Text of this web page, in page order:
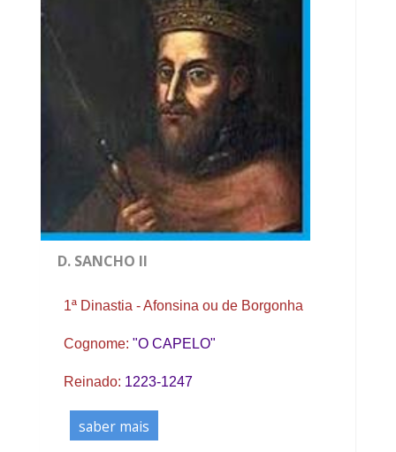
D. SANCHO II
1ª Dinastia - Afonsina ou de Borgonha
Cognome: "O CAPELO"
Reinado: 1223-1247
saber mais